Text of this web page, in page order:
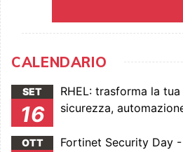
CALENDARIO
SET
16
RHEL: trasforma la
sicurezza,
OTT Fortinet Security Day -